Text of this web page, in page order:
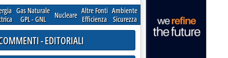
Gas Naturale
GPL - GNL
Nucleare Altre Fonti
Efficienza
Ambiente
Sicurezza
- EDITORIALI